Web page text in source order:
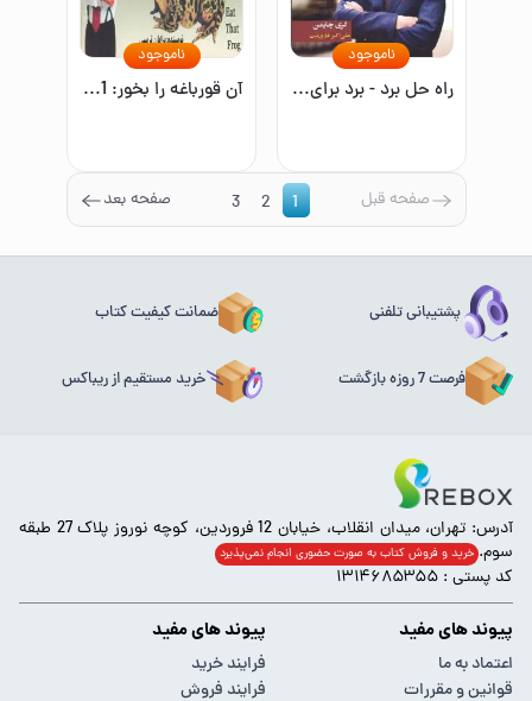
راه‌ حل برد - برد برای اختلافات زناشویی
ناموجود
آن قورباغه را بخور: 21 روش بزرگ برای پیشگیری از تعلل و تنبلی، و انجام کار بیشتر در زمان کمتر
ناموجود
صفحه قبل 1
2
3 صفحه بعد
پشتیبانی تلفنی ضمانت کیفیت کتاب
فرصت 7 روزه بازگشت خرید مستقیم از ریباکس
آدرس: تهران، میدان انقلاب، خیابان 12 فروردین، کوچه نوروز پلاک 27 طبقه
سوم. خرید و فروش کتاب به صورت حضوری انجام‌ نمی‌پذیرد
کد پستی : ۱۳۱۴۶۸۵۳۵۵
پیوند های مفید
اعتماد به ما
قوانین و مقررات
پیوند های مفید
فرایند خرید
فرایند فروش